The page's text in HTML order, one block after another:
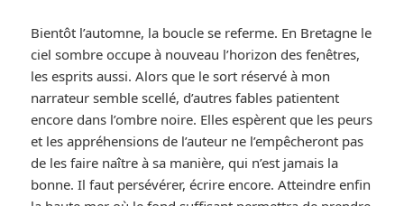
Bientôt l’automne, la boucle se referme. En Bretagne le
ciel sombre occupe à nouveau l’horizon des fenêtres,
les esprits aussi. Alors que le sort réservé à mon
narrateur semble scellé, d’autres fables patientent
encore dans l’ombre noire. Elles espèrent que les peurs
et les appréhensions de l’auteur ne l’empêcheront pas
de les faire naître à sa manière, qui n’est jamais la
bonne. Il faut persévérer, écrire encore. Atteindre enfin